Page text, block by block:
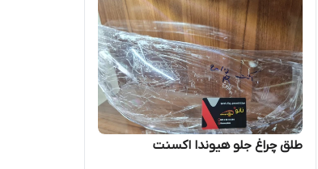
طلق چراغ جلو هیوندا اکسنت